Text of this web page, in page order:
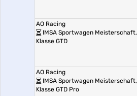
AO Racing
IMSA Sportwagen Meisterschaft,
Klasse GTD
AO Racing
IMSA Sportwagen Meisterschaft,
Klasse GTD Pro